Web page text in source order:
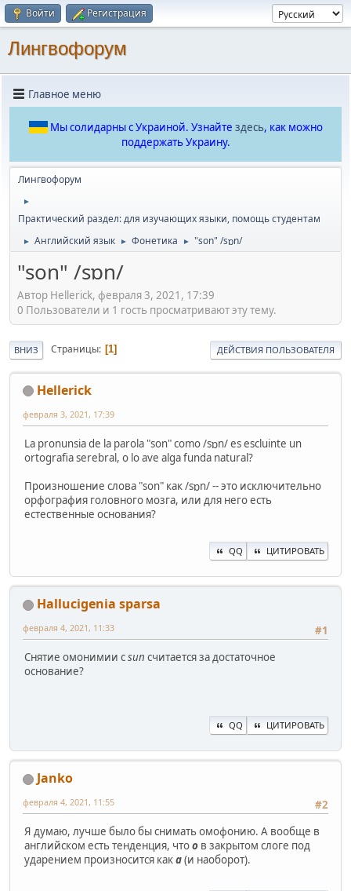
Войти Регистрация
Лингвофорум
Главное меню
Мы солидарны с Украиной. Узнайте здесь, как можно
поддержать Украину.
Лингвофорум
►
Практический раздел: для изучающих языки, помощь студентам
► Английский язык ► Фонетика ► "son" /sɒn/
"son" /sɒn/
Автор Hellerick, февраля 3, 2021, 17:39
0 Пользователи и 1 гость просматривают эту тему.
ВНИЗ Страницы 1 ДЕЙСТВИЯ ПОЛЬЗОВАТЕЛЯ
Hellerick
февраля 3, 2021, 17:39
La pronunsia de la parola "son" como /sɒn/ es escluinte un
ortografia serebral, o lo ave alga funda natural?
Произношение слова "son" как /sɒn/ -- это исключительно
орфография головного мозга, или для него есть
естественные основания?
QQ ЦИТИРОВАТЬ
Hallucigenia sparsa
#1
февраля 4, 2021, 11:33
Снятие омонимии сsun считается за достаточное
основание?
QQ ЦИТИРОВАТЬ
Janko
#2
февраля 4, 2021, 11:55
Я думаю, лучше было бы снимать омофонию. А вообще в
английском есть тенденция, чтоо в закрытом слоге под
ударением произносится кака(и наоборот).